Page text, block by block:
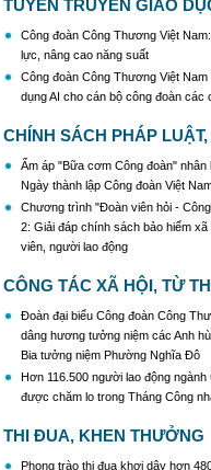
KH Triển khai Ch/tr hành động của
hiện Chỉ thị số 58/CT-TW ngày 10/
Bí thư TW Đảng về "Tăng cường sự
Đảng đối với công tác truyên
trị,tư tưởng,pháp luật cho công
Triển khai thực hiện Hướng dẫn số
BTGDVTW về xác định, lựa chọn
ngày thành lập, ngày tái lập sau
Triển khai truyền thông "Chiến dịch
đẩy mạnh thực hiện tìm kiếm, quy
Hướng dẫn tuyên truyền kỷ niệm 97
28/7/2026)
Khẩu hiệu tuyên truyền trong
của Đảng
Triển khai thực hiện Chỉ thị số 25/
tướng Chính phủ về tăng cường
chống buôn lậu, vận chuyển, sản
tàng trữ, sử dụng trái phép thuốc lá
mới
TUYÊN TRUYỀN GIÁO
Công đoàn Công Thương Việt
lực, nâng cao năng suất
Công đoàn Công Thương Việt
dụng AI cho cán bộ công đoàn các
CHÍNH SÁCH PHÁP
Ấm áp "Bữa cơm Công đoàn" nhân
Ngày thành lập Công đoàn Việt
Chương trình "Đoàn viên hỏi -
2: Giải đáp chính sách bảo hiểm xã
viên, người lao động
CÔNG TÁC XÃ HỘI, TỪ
Đoàn đại biểu Công đoàn Công
dâng hương tưởng niệm các Anh
Bia tưởng niệm Phường Nghĩa Đô
Hơn 116.500 người lao động
được chăm lo trong Tháng Công
THI ĐUA, KHEN THƯỞNG
Phong trào thi đua khơi dậy hơn